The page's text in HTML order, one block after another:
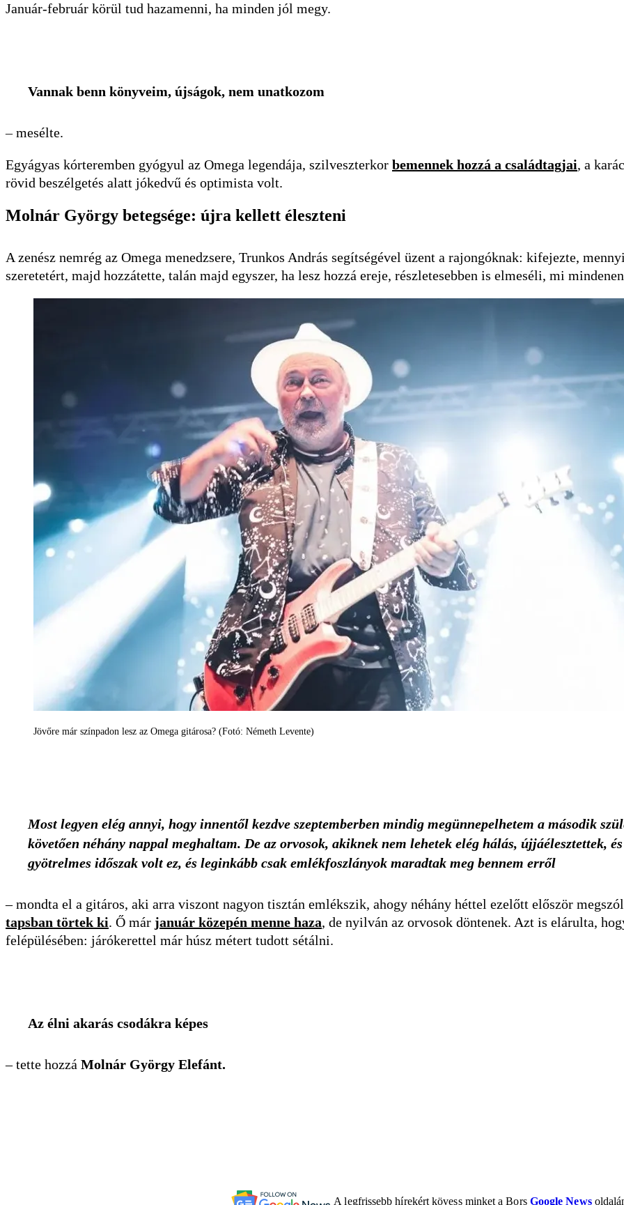
Január-február körül tud hazamenni, ha minden jól megy.
Vannak benn könyveim, újságok, nem unatkozom
–mesélte.
Egyágyas kórteremben gyógyul az Omega legendája, szilveszterkor bemennek hozzá a családtagjai, a
rövid beszélgetés alatt jókedvű és optimista volt.
Molnár György betegsége: újra kellett éleszteni
A zenész nemrég az Omega menedzsere, Trunkos András segítségével üzent a rajongóknak: kifejezte,
szeretetért, majd hozzátette, talán majd egyszer, ha lesz hozzá ereje, részletesebben is elmeséli, mi
Jövőre már színpadon lesz az Omega gitárosa? (Fotó: Németh Levente)
Most legyen elég annyi, hogy innentől kezdve szeptemberben mindig megünnepelhetem a második
követően néhány nappal meghaltam. De az orvosok, akiknek nem lehetek elég hálás, újjáélesztettek,
gyötrelmes időszak volt ez, és leginkább csak emlékfoszlányok maradtak meg bennem erről
– mondta el a gitáros, aki arra viszont nagyon tisztán emlékszik, ahogy néhány héttel ezelőtt először
tapsban törtek ki. Ő már január közepén menne haza, de nyilván az orvosok döntenek. Azt is elárulta,
felépülésében: járókerettel már húsz métert tudott sétálni.
Az élni akarás csodákra képes
– tette hozzá Molnár György Elefánt.
A legfrissebb hírekért kövess minket a Bors Google News